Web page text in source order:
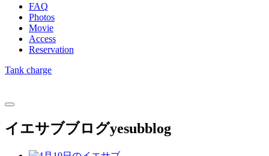
FAQ
Photos
Movie
Access
Reservation
Tank charge
イエサブブログyesubblog